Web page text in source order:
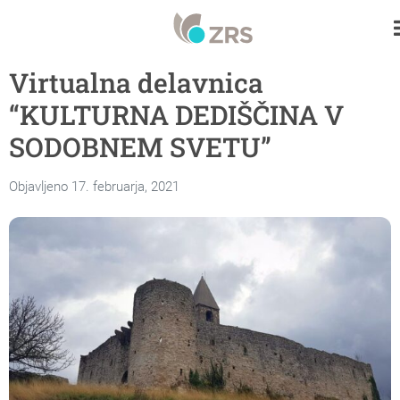
Virtualna delavnica
“KULTURNA DEDIŠČINA V
SODOBNEM SVETU”
Objavljeno 17. februarja, 2021